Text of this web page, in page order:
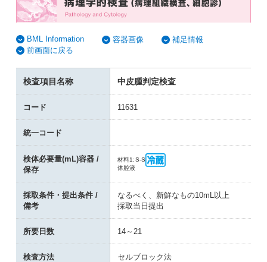
BML Information 容器画像
補足情報
前画面に戻る
検査項目名称 中皮腫判定検査
コード 11631
統一コード
検体必要量(mL)容器 /
保存
材料1:
体腔液
S-S
採取条件・提出条件 /
備考
なるべく、新鮮なもの10mL以上
採取当日提出
所要日数 14～21
検査方法
セルブロック法